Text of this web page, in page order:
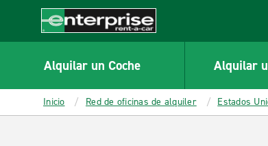
CONTENT
Enterprise
Alquilar un Coche Alquilar
Inicio Red de oficinas de alquiler Estados